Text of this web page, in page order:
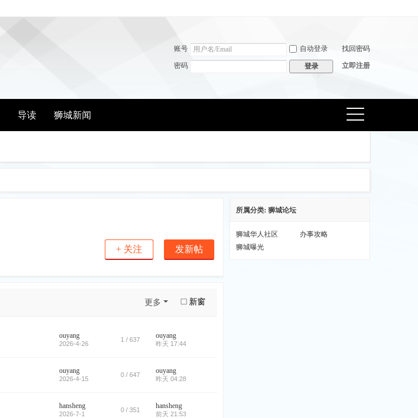
账号 自动登录 找回密码
密码 登录 立即注册
导读 狮城新闻
+ 关注 发新帖
新窗
更多
ouyang
2026-4-26
1 / 637 ouyang
昨天 17:44
ouyang
2026-4-15
0 / 647 ouyang
昨天 04:28
hansheng
2026-7-1
0 / 351 hansheng
前天 21:53
所属分类: 狮城论坛
狮城华人社区
办事攻略
狮城曝光